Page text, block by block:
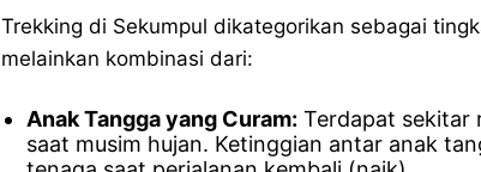
Trekking di Sekumpul dikategorikan sebagai
melainkan kombinasi dari:
Anak Tangga yang Curam: Terdapat sekitar
saat musim hujan. Ketinggian antar anak